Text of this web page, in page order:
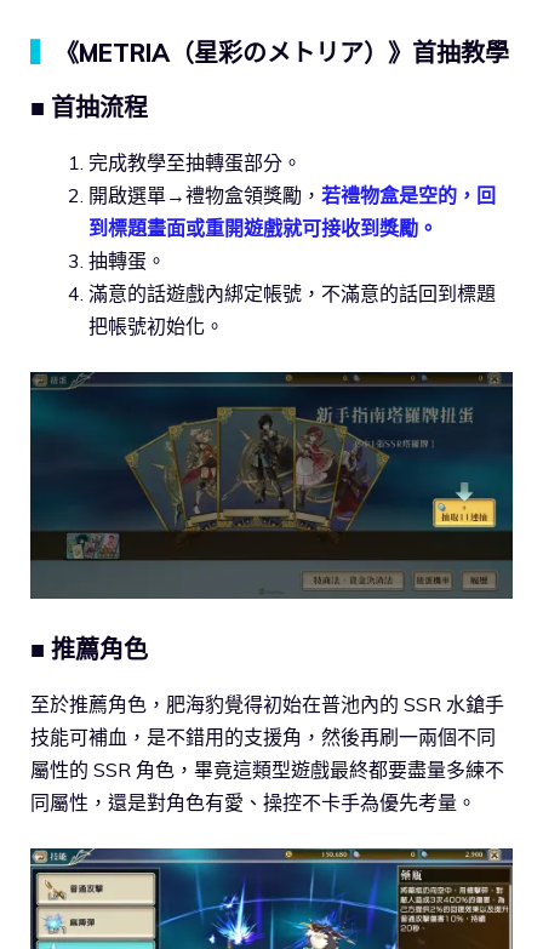
《METRIA（星彩のメトリア）》首抽教學
■ 首抽流程
完成教學至抽轉蛋部分。
開啟選單→禮物盒領獎勵， 若禮物盒是空的，回
到標題畫面或重開遊戲就可接收到獎勵。
抽轉蛋。
滿意的話遊戲內綁定帳號，不滿意的話回到標題
把帳號初始化。
■ 推薦角色
至於推薦角色，肥海豹覺得初始在普池內的 SSR 水鎗手
技能可補血，是不錯用的支援角，然後再刷一兩個不同
屬性的 SSR 角色，畢竟這類型遊戲最終都要盡量多練不
同屬性，還是對角色有愛、操控不卡手為優先考量。